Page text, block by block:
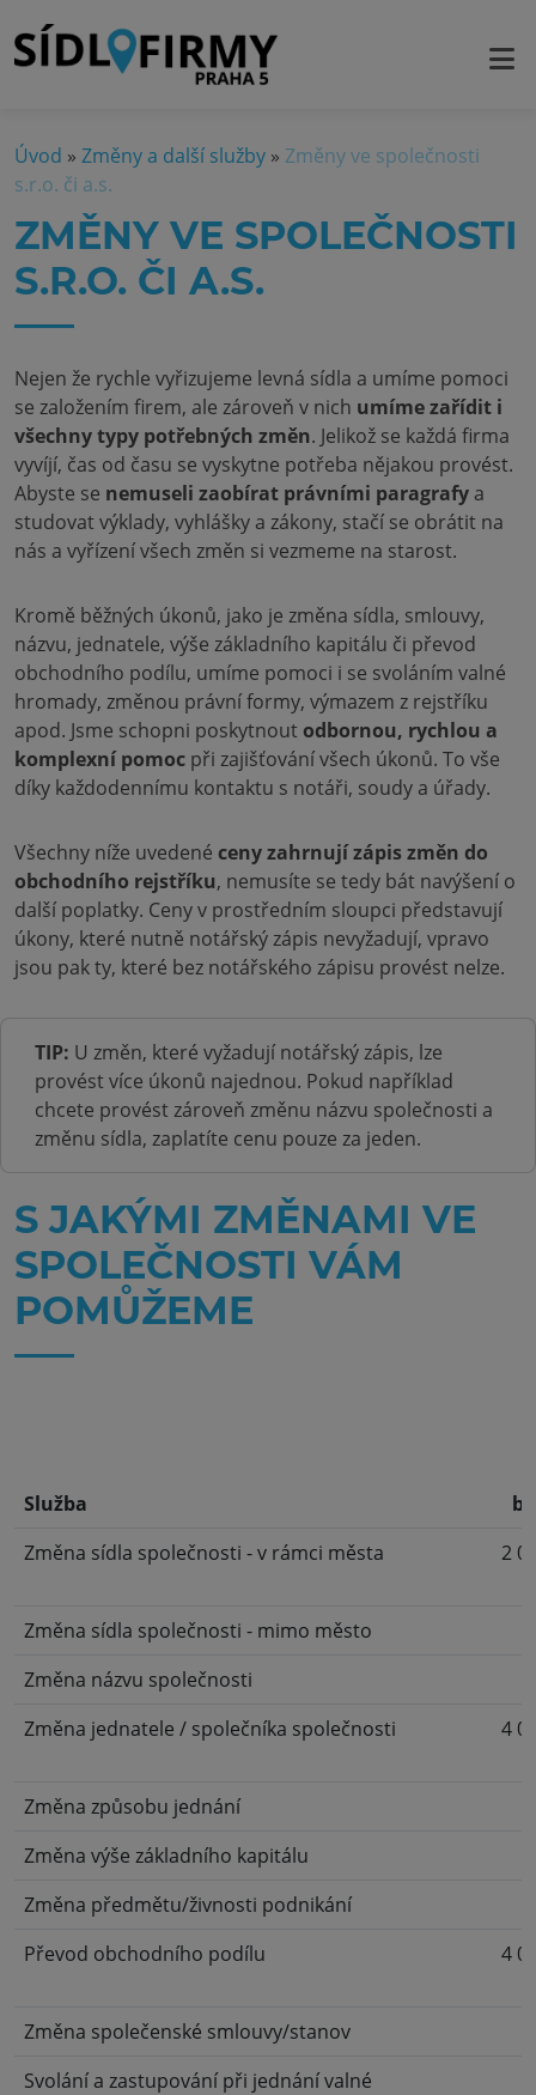
Úvod » Změny a další služby » Změny ve společnosti
s.r.o. či a.s.
ZMĚNY VE SPOLEČNOSTI
S.R.O. ČI A.S.
Nejen že rychle vyřizujeme levná sídla a umíme pomoci
se založením firem, ale zároveň v nich umíme zařídit i
všechny typy potřebných změn. Jelikož se každá firma
vyvíjí, čas od času se vyskytne potřeba nějakou provést.
Abyste se nemuseli zaobírat právními paragrafy a
studovat výklady, vyhlášky a zákony, stačí se obrátit na
nás a vyřízení všech změn si vezmeme na starost.
Kromě běžných úkonů, jako je změna sídla, smlouvy,
názvu, jednatele, výše základního kapitálu či převod
obchodního podílu, umíme pomoci i se svoláním valné
hromady, změnou právní formy, výmazem z rejstříku
apod. Jsme schopni poskytnout odbornou, rychlou a
komplexní pomoc při zajišťování všech úkonů. To vše
díky každodennímu kontaktu s notáři, soudy a úřady.
Všechny níže uvedené ceny zahrnují zápis změn do
obchodního rejstříku, nemusíte se tedy bát navýšení o
další poplatky. Ceny v prostředním sloupci představují
úkony, které nutně notářský zápis nevyžadují, vpravo
jsou pak ty, které bez notářského zápisu provést nelze.
TIP: U změn, které vyžadují notářský zápis, lze
provést více úkonů najednou. Pokud například
chcete provést zároveň změnu názvu společnosti a
změnu sídla, zaplatíte cenu pouze za jeden.
S JAKÝMI ZMĚNAMI VE
SPOLEČNOSTI VÁM
POMŮŽEME
Služba
Změna sídla společnosti - v rámci města
2
Změna sídla společnosti - mimo město
Změna názvu společnosti
Změna jednatele / společníka společnosti
4
Změna způsobu jednání
Změna výše základního kapitálu
Změna předmětu/živnosti podnikání
Převod obchodního podílu
4
Změna společenské smlouvy/stanov
Svolání a zastupování při jednání valné